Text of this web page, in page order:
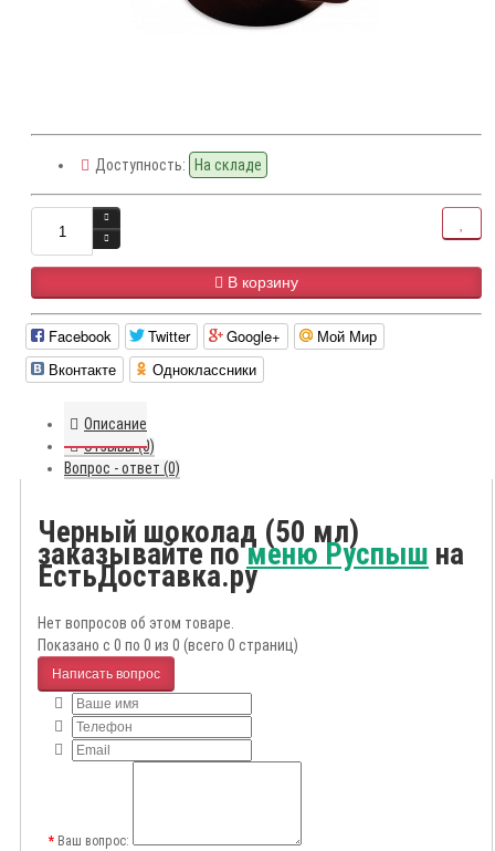
Доступность: На складе
В корзину
Facebook Twitter Google+
Мой Мир
Вконтакте
Одноклассники
Описание
Отзывы (0)
Вопрос - ответ (0)
Черный шоколад (50 мл)
заказывайте поменю Руспыш на
ЕстьДоставка.ру
Нет вопросов об этом товаре.
Показано с 0 по 0 из 0 (всего 0 страниц)
Написать вопрос
Ваш вопрос: